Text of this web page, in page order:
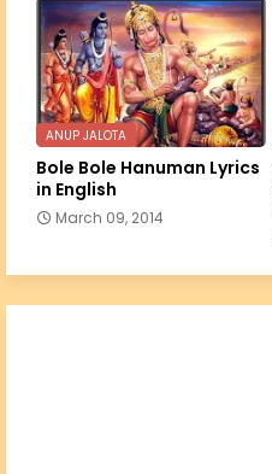
ANUP JALOTA
Bole Bole Hanuman Lyrics
in English
March 09, 2014